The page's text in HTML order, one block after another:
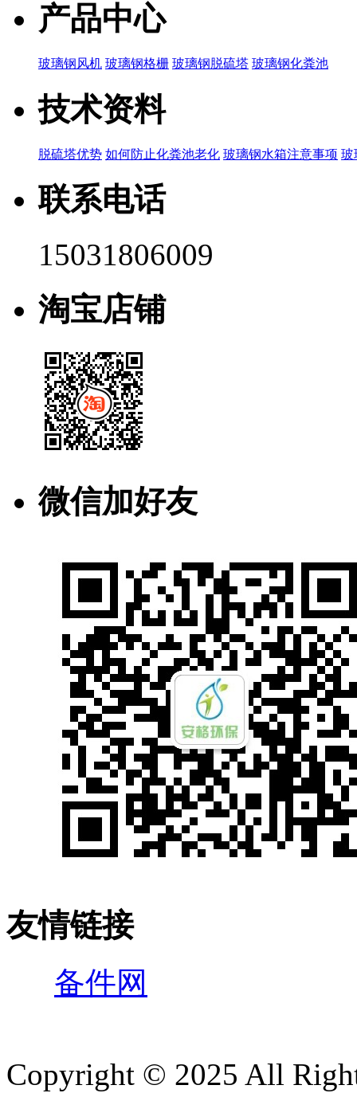
产品中心
玻璃钢风机 玻璃钢格栅 玻璃钢脱硫塔 玻璃钢化粪池
技术资料
脱硫塔优势 如何防止化粪池老化 玻璃钢水箱注意事项 玻
联系电话
15031806009
淘宝店铺
微信加好友
友情链接
备件网
Copyright © 2025 All